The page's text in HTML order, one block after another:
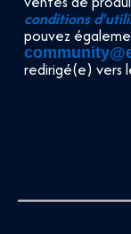
conditions
pouvez
redirigé(e) vers